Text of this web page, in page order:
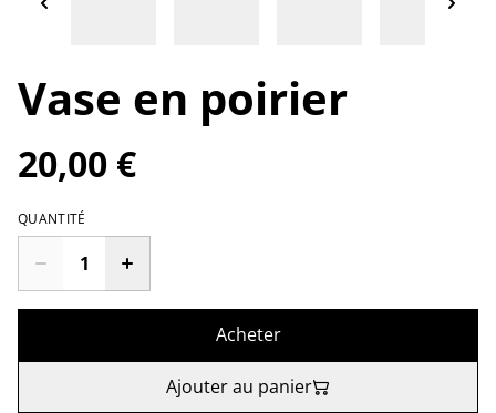
Vase en poirier
20,00 €
QUANTITÉ
Acheter
Ajouter au panier